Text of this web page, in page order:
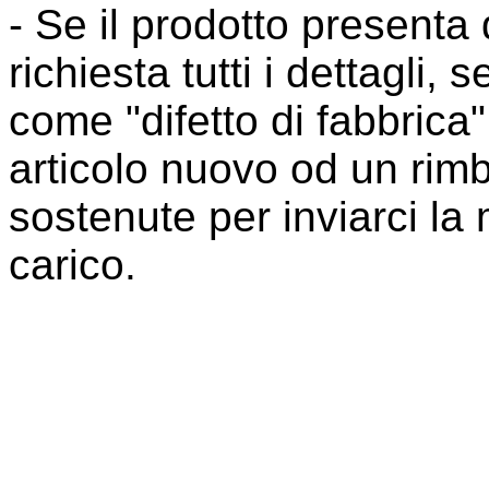
- Se il prodotto
richiesta tutti i dettagli,
come "difetto di
articolo nuovo od un
sostenute per inviarci la
carico.